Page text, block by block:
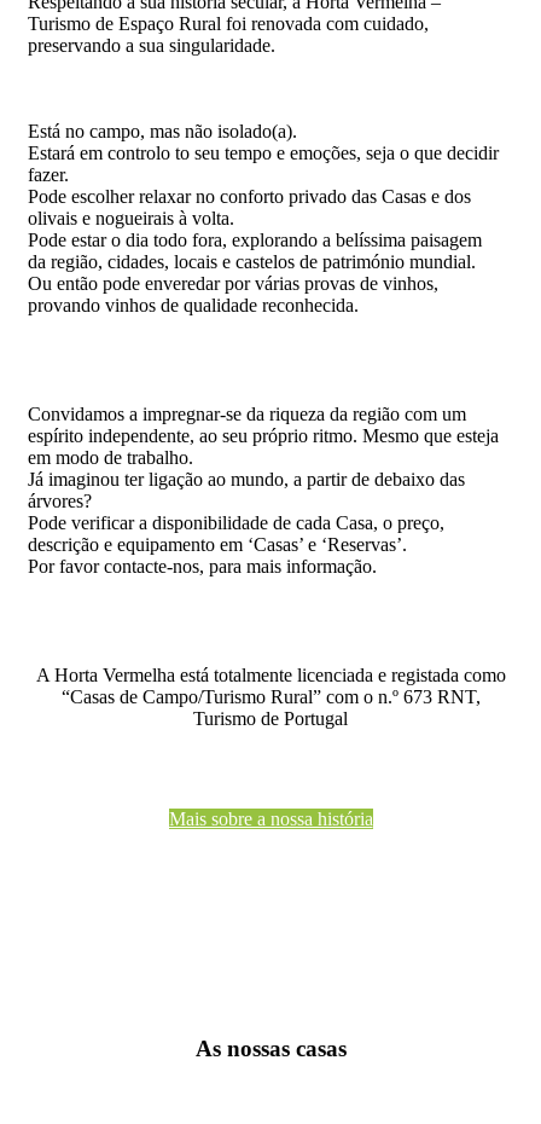
Turismo de Espaço Rural foi renovada com cuidado,
preservando a sua singularidade.
Está no campo, mas não isolado(a).
Estará em controlo to seu tempo e emoções, seja o que decidir
fazer.
Pode escolher relaxar no conforto privado das Casas e dos
olivais e nogueirais à volta.
Pode estar o dia todo fora, explorando a belíssima paisagem
da região, cidades, locais e castelos de património mundial.
Ou então pode enveredar por várias provas de vinhos,
provando vinhos de qualidade reconhecida.
Convidamos a impregnar-se da riqueza da região com um
espírito independente, ao seu próprio ritmo. Mesmo que esteja
em modo de trabalho.
Já imaginou ter ligação ao mundo, a partir de debaixo das
árvores?
Pode verificar a disponibilidade de cada Casa, o preço,
descrição e equipamento em ‘Casas’ e ‘Reservas’.
Por favor contacte-nos, para mais informação.
A Horta Vermelha está totalmente licenciada e registada como
“Casas de Campo/Turismo Rural” com o n.º 673 RNT,
Turismo de Portugal
Mais sobre a nossa história
As nossas casas